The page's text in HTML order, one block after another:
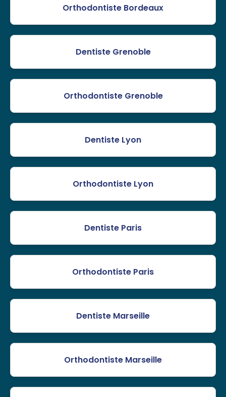
Orthodontiste Bordeaux
Dentiste Grenoble
Orthodontiste Grenoble
Dentiste Lyon
Orthodontiste Lyon
Dentiste Paris
Orthodontiste Paris
Dentiste Marseille
Orthodontiste Marseille